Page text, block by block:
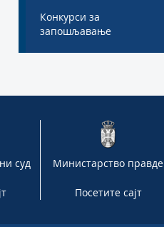
Конкурси за
запошљавање
суд Министарство правде
Посетите сајт